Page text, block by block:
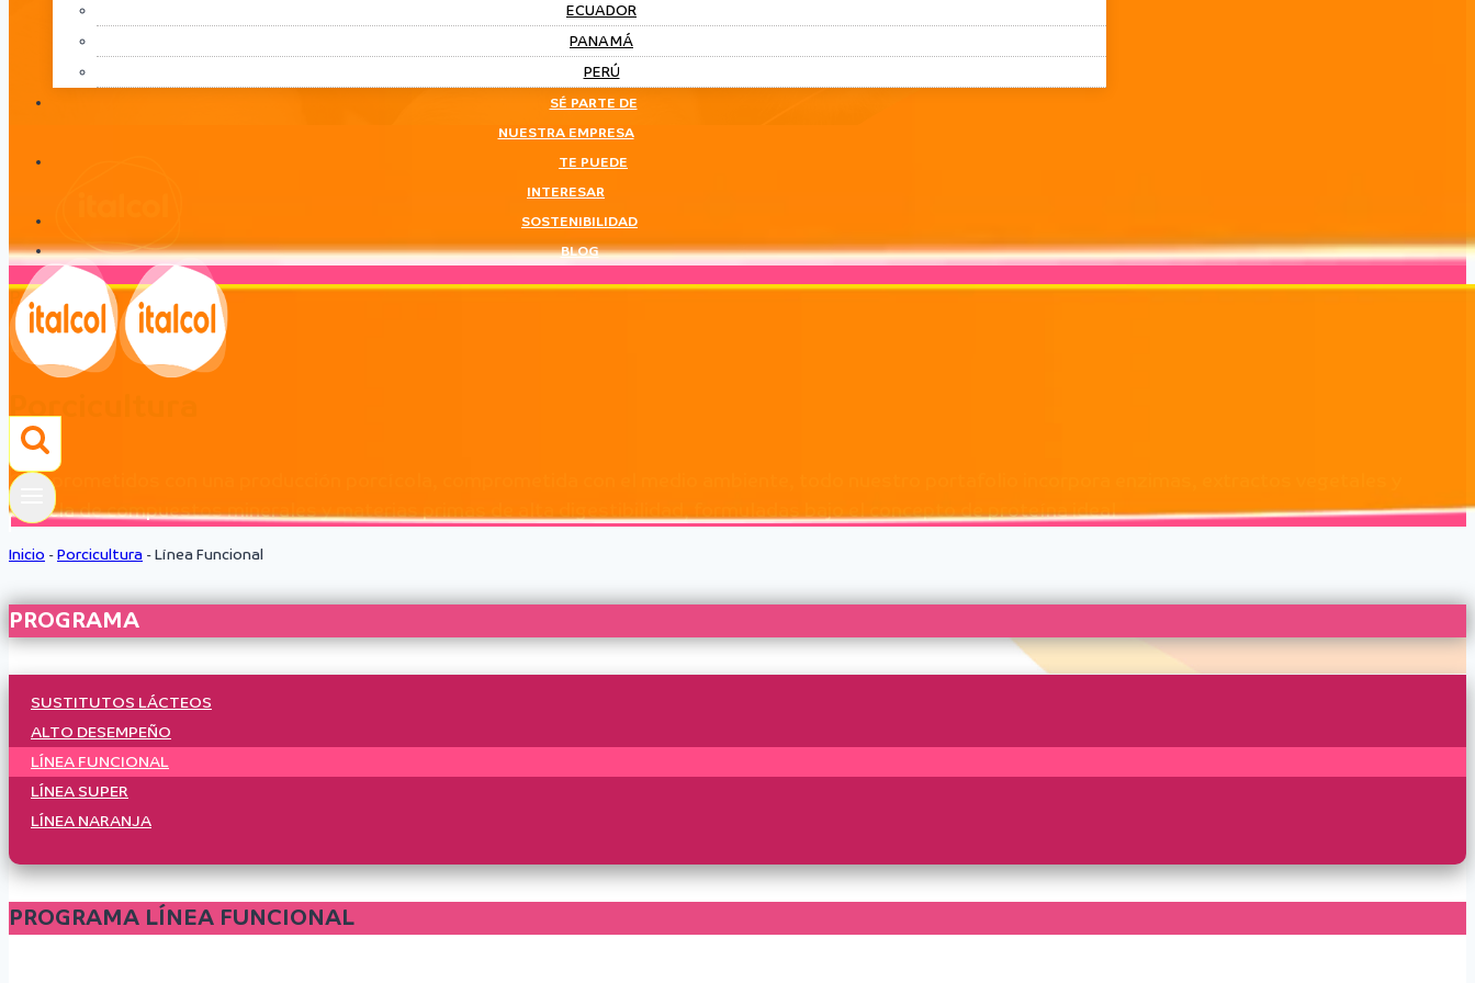
ECUADOR
PANAMÁ
PERÚ
SÉ PARTE DE
NUESTRA EMPRESA
TE PUEDE
INTERESAR
SOSTENIBILIDAD
BLOG
Porcicultura
LÍNEA
Porcicultura
Comprometidos con una producción porcícola, comprometida con el medio ambiente, todo nuestro portafolio incorpora enzimas, extractos vegetales y
mezcla de compuestos minerales y materias primas de alta digestibilidad, formuladas bajo el concepto de proteína ideal
Inicio - Porcicultura - Línea Funcional
PROGRAMA
SUSTITUTOS LÁCTEOS
ALTO DESEMPEÑO
LÍNEA FUNCIONAL
LÍNEA SUPER
LÍNEA NARANJA
PROGRAMA LÍNEA FUNCIONAL